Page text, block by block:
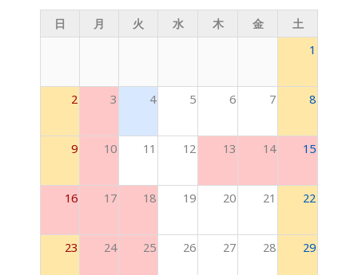
日 月 火 水 木 金 土
1
2 3 4 5 6 7 8
9 10 11 12 13 14 15
16 17 18 19 20 21 22
23 24 25 26 27 28 29